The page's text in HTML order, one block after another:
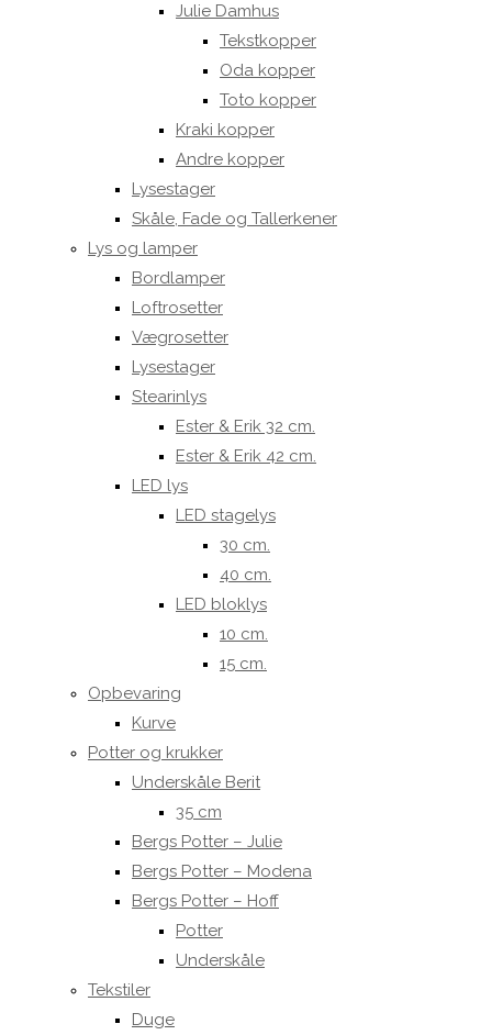
Julie Damhus
Tekstkopper
Oda kopper
Toto kopper
Kraki kopper
Andre kopper
Lysestager
Skåle, Fade og Tallerkener
Lys og lamper
Bordlamper
Loftrosetter
Vægrosetter
Lysestager
Stearinlys
Ester & Erik 32 cm.
Ester & Erik 42 cm.
LED lys
LED stagelys
30 cm.
40 cm.
LED bloklys
10 cm.
15 cm.
Opbevaring
Kurve
Potter og krukker
Underskåle Berit
35 cm
Bergs Potter – Julie
Bergs Potter – Modena
Bergs Potter – Hoff
Potter
Underskåle
Tekstiler
Duge